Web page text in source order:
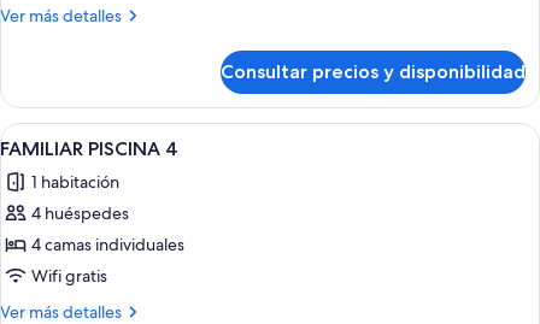
Ver más detalles
Más
Panoramic
Consultar precios y disponibilidad
Abrir
todas
las
fotos
de
FAMILIAR
PISCINA
Un hotel con varios balcones, piscina
14
FAMILIAR PISCINA 4
1 habitación
4 huéspedes
4 camas individuales
Wifi gratis
Ver más detalles
Más